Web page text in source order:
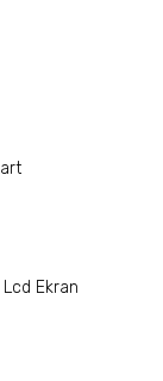
Lcd Ekran